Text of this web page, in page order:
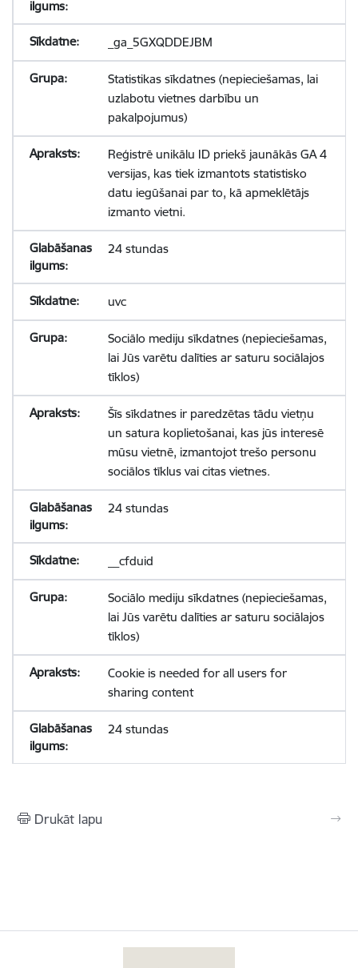
_ga_5GXQDDEJBM
Statistikas sīkdatnes (nepieciešamas, lai
uzlabotu vietnes darbību un
pakalpojumus)
Reģistrē unikālu ID priekš jaunākās GA 4
versijas, kas tiek izmantots statistisko
datu iegūšanai par to, kā apmeklētājs
izmanto vietni.
24 stundas
uvc
Sociālo mediju sīkdatnes (nepieciešamas,
lai Jūs varētu dalīties ar saturu sociālajos
tīklos)
Šīs sīkdatnes ir paredzētas tādu vietņu
un satura koplietošanai, kas jūs interesē
mūsu vietnē, izmantojot trešo personu
sociālos tīklus vai citas vietnes.
24 stundas
__cfduid
Sociālo mediju sīkdatnes (nepieciešamas,
lai Jūs varētu dalīties ar saturu sociālajos
tīklos)
Cookie is needed for all users for
sharing content
24 stundas
Drukāt lapu